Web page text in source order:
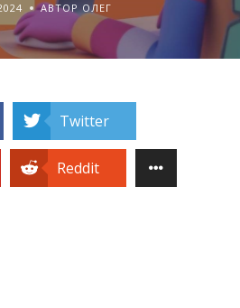
АВТОР ОЛЕГ
Twitter
Reddit